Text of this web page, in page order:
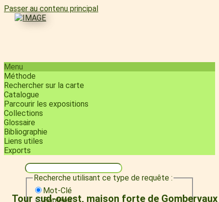
Passer au contenu principal
Menu
Méthode
Rechercher sur la carte
Catalogue
Parcourir les expositions
Collections
Glossaire
Bibliographie
Liens utiles
Exports
Recherche utilisant ce type de requête :
Mot-Clé
Booléen
Tour sud-ouest, maison forte de Gombervaux